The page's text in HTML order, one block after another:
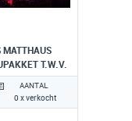
T.W.V.
AANTAL
0 x verkocht